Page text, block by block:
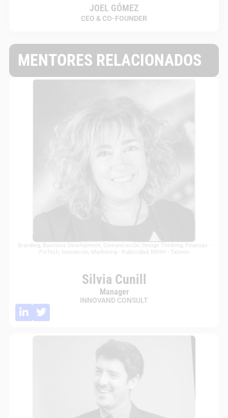
JOEL GÓMEZ
CEO & CO-FOUNDER
MENTORES RELACIONADOS
Branding Business Development Comunicación Design Thinking Finanzas -
FinTech Innovación Marketing - Publicidad RRHH - Talento
Silvia Cunill
Manager
INNOVAND CONSULT